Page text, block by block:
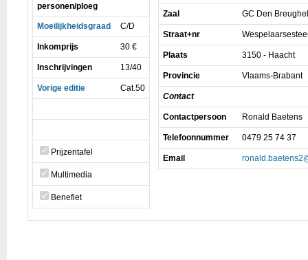
personen/ploeg
Moeilijkheidsgraad C/D
Inkomprijs 30 €
Inschrijvingen 13/40
Vorige editie Cat.50
Prijzentafel
Multimedia
Benefiet
Zaal GC Den Breughel
Straat+nr
Plaats 3150 - Haacht
Provincie Vlaams-Brabant
Contact
Contactpersoon Ronald Baetens
Telefoonnummer 0479 25 74 37
Email